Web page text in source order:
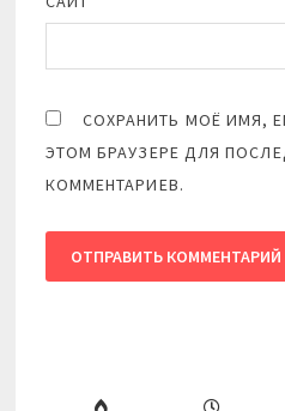
СОХРАНИТЬ МОЁ ИМЯ,
ЭТОМ БРАУЗЕРЕ ДЛЯ
КОММЕНТАРИЕВ.